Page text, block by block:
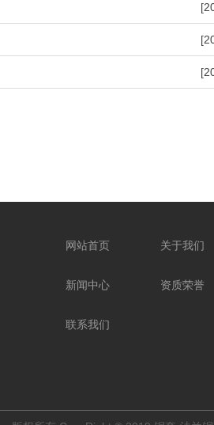
铜螺母
网站首页 关于我们
新闻中心 资质荣誉
联系我们